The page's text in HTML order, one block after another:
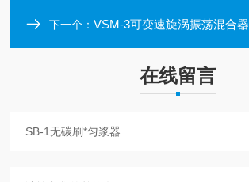
下一个： VSM-3可变速旋涡振荡混合器
在线留言